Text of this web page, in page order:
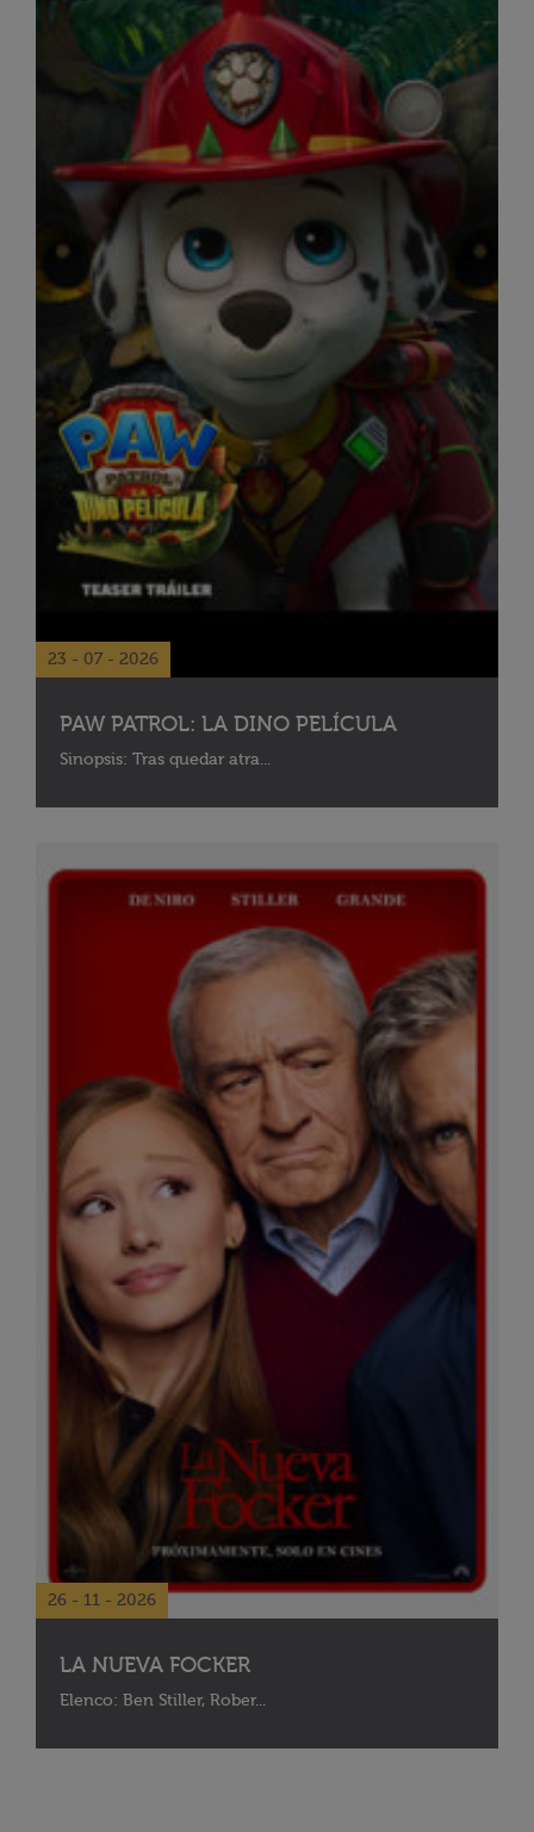
23 - 07 - 2026
PAW PATROL: LA DINO PELÍCULA
Sinopsis: Tras quedar atra...
26 - 11 - 2026
LA NUEVA FOCKER
Elenco: Ben Stiller, Rober...